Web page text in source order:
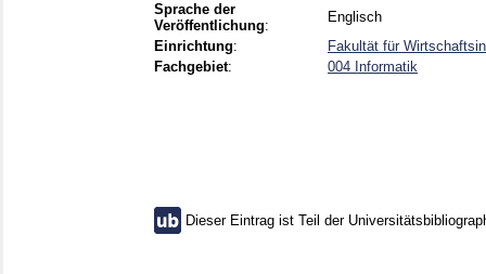
Sprache der
Veröffentlichung:
Englisch
Einrichtung:
Fakultät für
Fachgebiet: 004 Informatik
Dieser Eintrag ist Teil der